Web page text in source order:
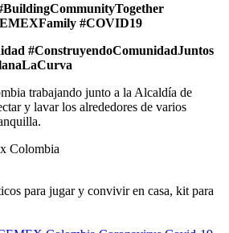
#COVID19
#ConstruyendoComunidadJuntos
trabajando junto a la Alcaldía de
y lavar los alrededores de varios
Colombia
para jugar y convivir en casa, kit para